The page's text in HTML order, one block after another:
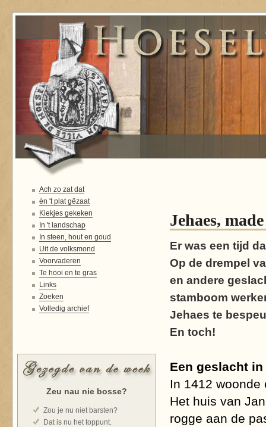
Ach zo zat dat
èn 't plat gëzaat
Kiekjes gekeken
In 't landschap
In steen, hout en goud
Uit de volksmond
Voorvaderen
Te hooi en te gras
Links
Zoeken
Volledig archief
Zeu nau nie bosse?
Zou je nu niet barsten?
Dat is nu het toppunt.
Jehaes,
Er was een tijd
Op de drempel
en andere
stamboom
Jehaes te
En toch!
Een geslacht
In 1412
Het huis van
rogge aan de